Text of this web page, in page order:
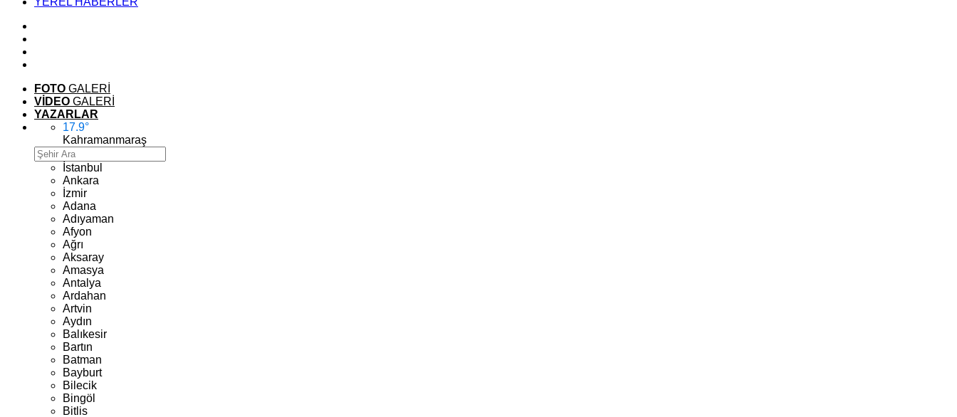
FOTO GALERİ
VİDEO GALERİ
YAZARLAR
17.9°
Kahramanmaraş
İstanbul
Ankara
İzmir
Adana
Adıyaman
Afyon
Ağrı
Aksaray
Amasya
Antalya
Ardahan
Artvin
Aydın
Balıkesir
Bartın
Batman
Bayburt
Bilecik
Bingöl
Bitlis